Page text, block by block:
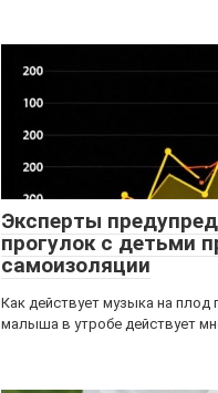
Эксперты
прогулок с детьми
самоизоляции
Как действует музыка на плод
малыша в утробе действует